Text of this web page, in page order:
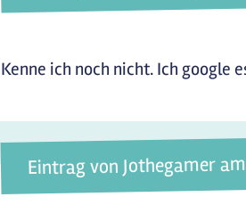
Kenne ich noch nicht. Ich google
Eintrag von Jothegamer